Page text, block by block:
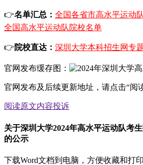
👉名单汇总： 全国各省市高水平运动
全国高水平运动队院校名单
👉院校直达： 深圳大学本科招生网专
官网发布缓存图：
官网发布及后续更新地址，请点击“阅
阅读原文内容投诉
关于深圳大学2024年高水平运动队考
的公示
下载Word文档到电脑，方便收藏和打